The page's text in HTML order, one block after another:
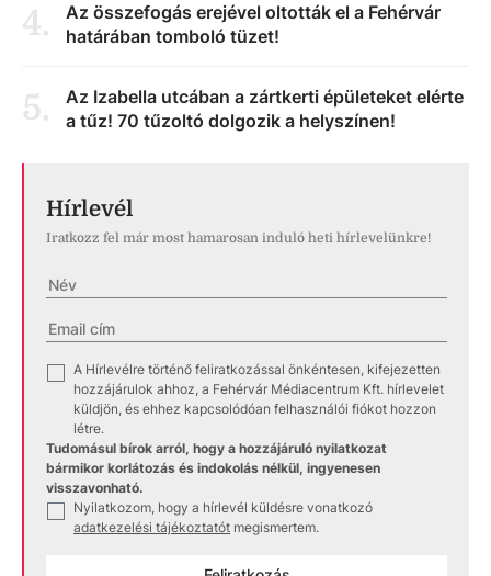
4.
Az összefogás erejével oltották el a Fehérvár
határában tomboló tüzet!
5.
Az Izabella utcában a zártkerti épületeket elérte
a tűz! 70 tűzoltó dolgozik a helyszínen!
Hírlevél
Iratkozz fel már most hamarosan induló heti hírlevelünkre!
A Hírlevélre történő feliratkozással önkéntesen, kifejezetten
hozzájárulok ahhoz, a Fehérvár Médiacentrum Kft. hírlevelet
küldjön, és ehhez kapcsolódóan felhasználói fiókot hozzon
létre.
Tudomásul bírok arról, hogy a hozzájáruló nyilatkozat
bármikor korlátozás és indokolás nélkül, ingyenesen
visszavonható.
Nyilatkozom, hogy a hírlevél küldésre vonatkozó
adatkezelési tájékoztatót megismertem.